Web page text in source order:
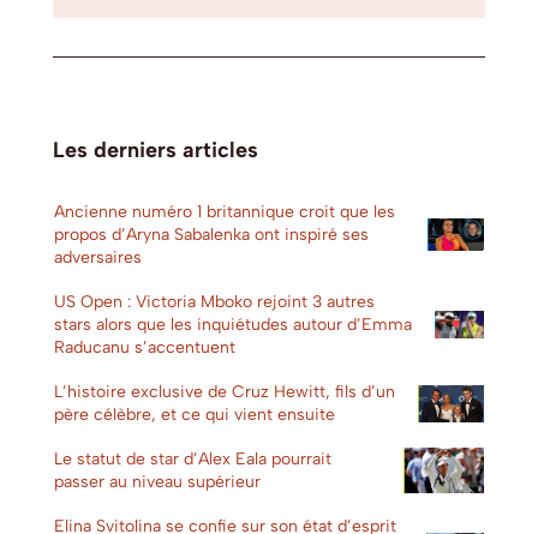
Les derniers articles
Ancienne numéro 1 britannique croit que les
propos d’Aryna Sabalenka ont inspiré ses
adversaires
US Open : Victoria Mboko rejoint 3 autres
stars alors que les inquiétudes autour d’Emma
Raducanu s’accentuent
L’histoire exclusive de Cruz Hewitt, fils d’un
père célèbre, et ce qui vient ensuite
Le statut de star d’Alex Eala pourrait
passer au niveau supérieur
Elina Svitolina se confie sur son état d’esprit